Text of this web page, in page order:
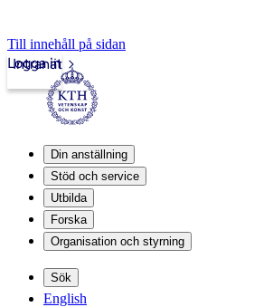
Till innehåll på sidan
Intranät
Logga in
Din anställning
Stöd och service
Utbilda
Forska
Organisation och styrning
Sök
English